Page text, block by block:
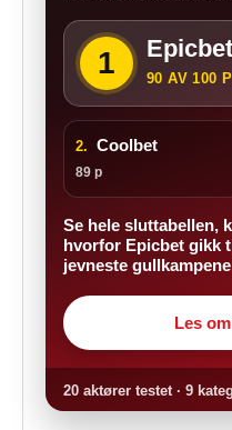
1 Epicbet
90 AV 100
2. Coolbet
89 p
Se hele sluttabellen,
hvorfor Epicbet gikk
jevneste
Les
20 aktører testet · 9